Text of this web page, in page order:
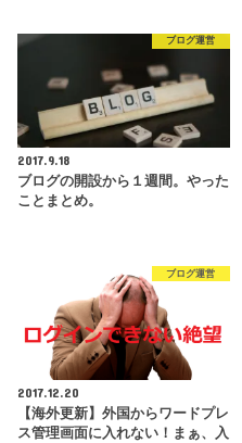
ブログ運営
2017.9.18
ブログの開設から１週間。やった
ことまとめ。
ブログ運営
2017.12.20
【海外更新】外国からワードプレ
ス管理画面に入れない！まぁ、入